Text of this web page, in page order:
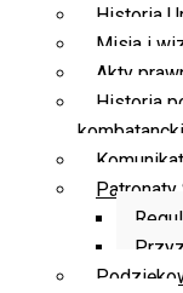
Historia
Misja i
Akty
Historia